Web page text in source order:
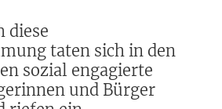
diese
taten sich in den
sozial engagierte
und Bürger